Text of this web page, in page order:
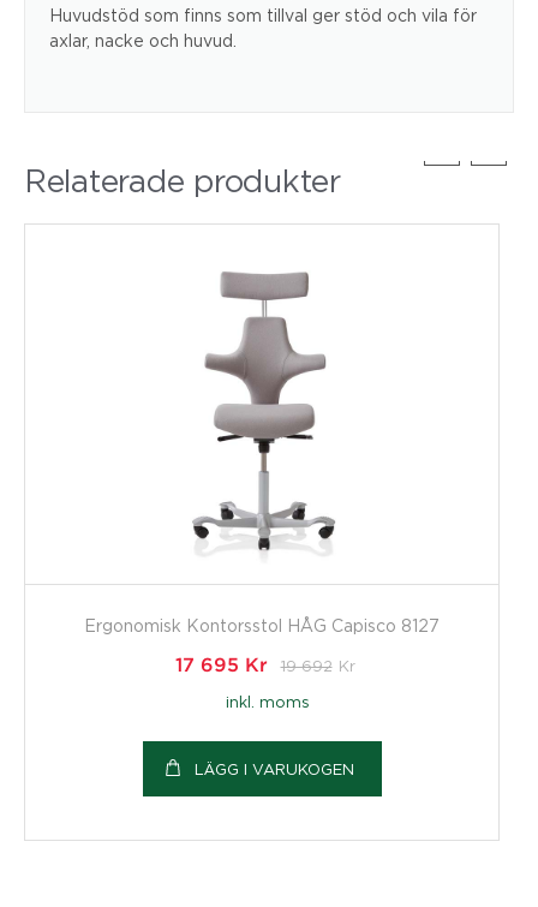
Huvudstöd som finns som tillval ger stöd och vila för
axlar, nacke och huvud.
Relaterade produkter
Ergonomisk Kontorsstol HÅG Capisco 8127
17 695 Kr 19 692 Kr
inkl. moms
LÄGG I VARUKOGEN